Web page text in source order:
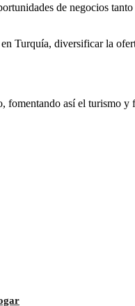
de negocios
Turquía, diversificar la
así el turismo y